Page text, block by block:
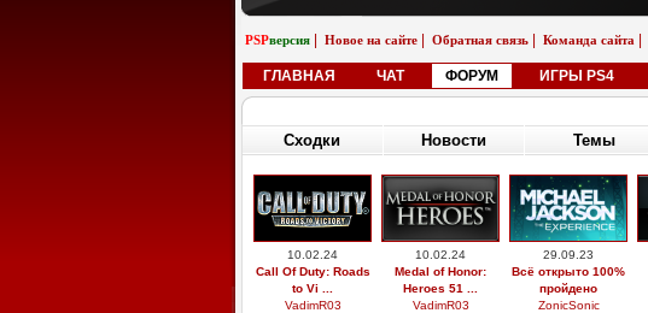
PSPверсия Новое на сайте Обратная связь Команда сайта
ГЛАВНАЯ ЧАТ ФОРУМ ИГРЫ PS4
Сходки Новости Темы
10.02.24
Call Of Duty: Roads
to Vi ...
VadimR03
10.02.24
Medal of Honor:
Heroes 51 ...
VadimR03
29.09.23
Всё открыто 100%
пройдено
ZonicSonic